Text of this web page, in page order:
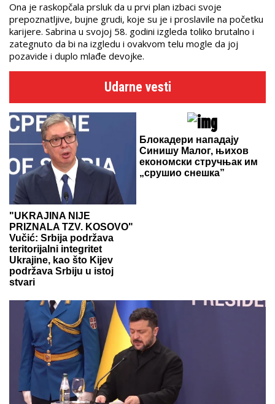
Ona je raskopčala prsluk da u prvi plan izbaci svoje
prepoznatljive, bujne grudi, koje su je i proslavile na početku
karijere. Sabrina u svojoj 58. godini izgleda toliko brutalno i
zategnuto da bi na izgledu i ovakvom telu mogle da joj
pozavide i duplo mlađe devojke.
Udarne vesti
"UKRAJINA NIJE
PRIZNALA TZV. KOSOVO"
Vučić: Srbija podržava
teritorijalni integritet
Ukrajine, kao što Kijev
podržava Srbiju u istoj
stvari
Блокадери нападају
Синишу Малог, њихов
економски стручњак им
„срушио снешка”